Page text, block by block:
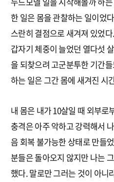
한 일은 몸을 관찰하는 일이었
스란히 결점으로 새겨져 있었
갑자기 체중이 늘었던 열다섯
을 되찾으려 고군분투한 기간
하는 일은 그간 몸에 새겨진 시
내 몸은 내가 10살일 때 외부로
충격은 아주 악하고 강력해서
음 회복 불가능한 상태로 만들
분들은 돌아오지 않지만 나는
했다. 말로만 그러는 것이 아니